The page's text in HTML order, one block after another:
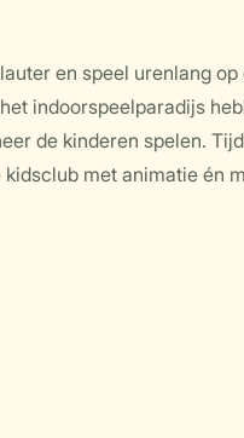
en speel urenlang
indoorspeelparadijs
de kinderen spelen.
met animatie én